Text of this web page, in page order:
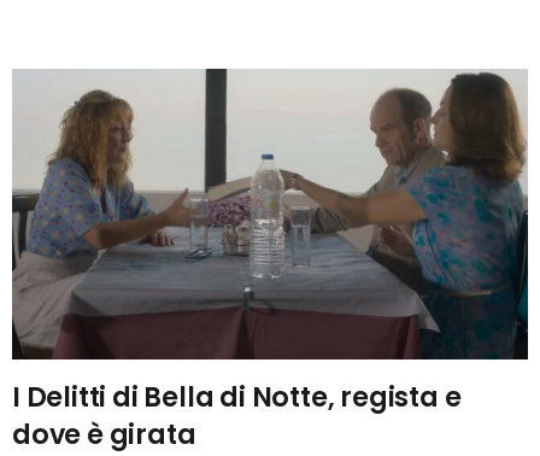
I Delitti di Bella di Notte, regista e
dove è girata